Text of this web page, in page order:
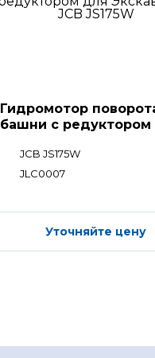
Гидромотор
башни с редуктором
JCB JS175W
JLC0007
Уточняйте цену